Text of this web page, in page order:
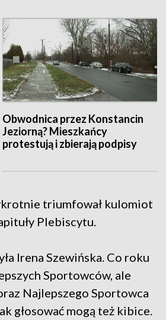
Obwodnica przez Konstancin
Jeziorną? Mieszkańcy
protestują i zbierają podpisy
triumfował kulomiot
Plebiscytu.
Irena Szewińska. Co roku
Sportowców, ale
Najlepszego Sportowca
głosować mogą też kibice.